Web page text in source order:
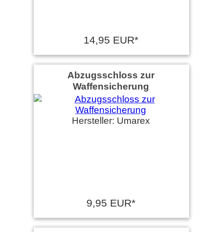
14,95 EUR*
Abzugsschloss zur
Waffensicherung
Hersteller: Umarex
9,95 EUR*